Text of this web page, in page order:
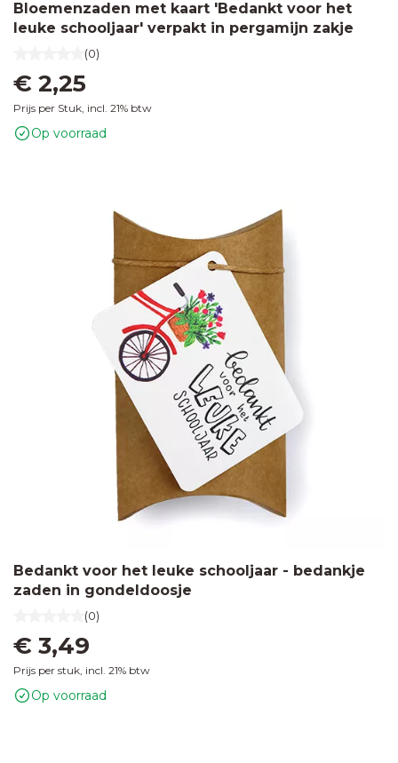
Bloemenzaden met kaart 'Bedankt voor het
leuke schooljaar' verpakt in pergamijn zakje
(0)
€ 2,25
Prijs per Stuk, incl. 21% btw
Op voorraad
Bedankt voor het leuke schooljaar - bedankje
zaden in gondeldoosje
(0)
€ 3,49
Prijs per stuk, incl. 21% btw
Op voorraad